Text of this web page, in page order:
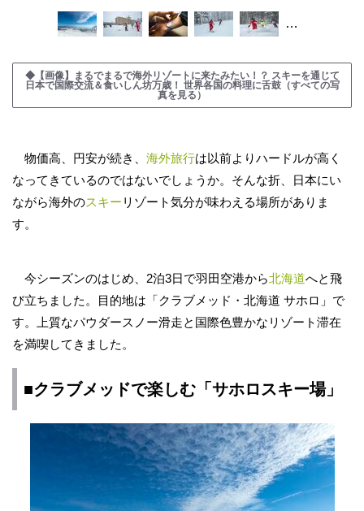
…
◆【画像】まるでまるで海外リゾートに来たみたい！？ スキーを通じて
日本で国際交流＆食いしん坊万歳！ 世界各国の料理に舌鼓（すべての写
真を見る）
物価高、円安が続き、 海外旅行は以前よりハードルが高く
なってきているのではないでしょうか。そんな折、日本にい
ながら海外のスキー リゾート気分が味わえる場所がありま
す。
今シーズンのはじめ、2泊3日で羽田空港から北海道へと飛
び立ちました。目的地は「クラブメッド・北海道 サホロ」で
す。上質なパウダースノー滑走と国際色豊かなリゾート滞在
を満喫してきました。
■クラブメッドで楽しむ「サホロスキー場」